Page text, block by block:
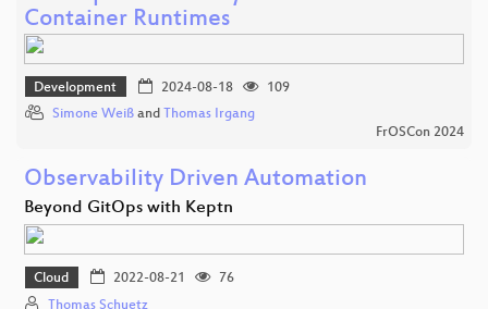
Container Runtimes
Development 2024-08-18
109
Simone Weiß and Thomas Irgang
FrOSCon 2024
Observability Driven Automation
Beyond GitOps with Keptn
Cloud 2022-08-21
76
Thomas Schuetz